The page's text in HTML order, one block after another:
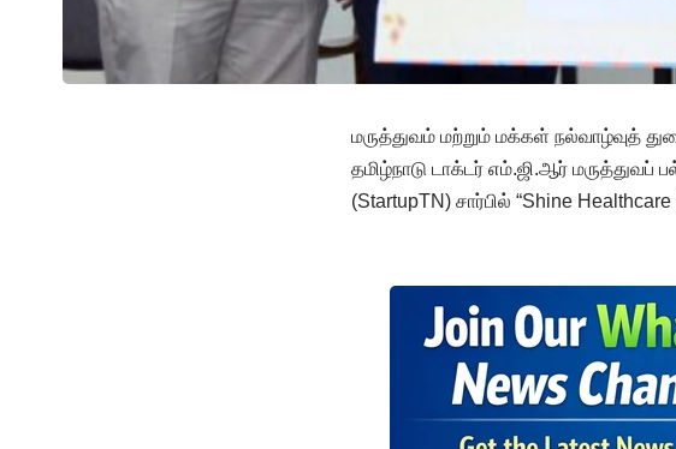
மருத்துவம் மற்றும் மக்கள் நல்வாழ்வுத்
தமிழ்நாடு டாக்டர் எம்.ஜி.ஆர்
(StartupTN) சார்பில் “Shine